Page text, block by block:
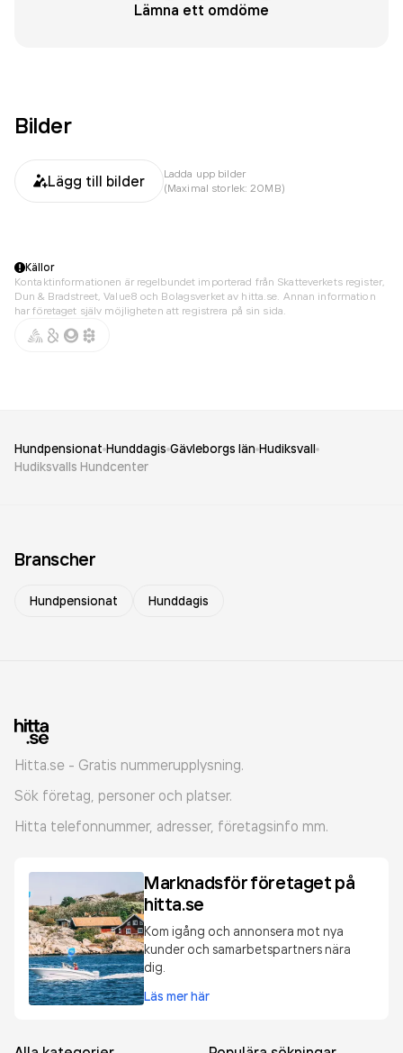
Lämna ett omdöme
Bilder
Lägg till bilder
Ladda upp bilder
(Maximal storlek: 20MB)
Källor
Kontaktinformationen är regelbundet importerad från Skatteverkets register,
Dun & Bradstreet, Value8 och Bolagsverket av hitta.se. Annan information
har företaget själv möjligheten att registrera på sin sida.
Hundpensionat Hunddagis Gävleborgs län Hudiksvall
Hudiksvalls Hundcenter
Branscher
Hundpensionat Hunddagis
Hitta.se - Gratis nummerupplysning.
Sök företag, personer och platser.
Hitta telefonnummer, adresser, företagsinfo mm.
Marknadsför företaget på
hitta.se
Kom igång och annonsera mot nya
kunder och samarbetspartners nära
dig.
Läs mer här